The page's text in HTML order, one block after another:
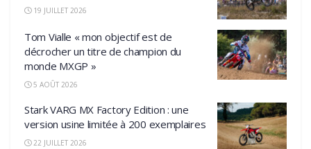
19 JUILLET 2026
Tom Vialle « mon objectif est de
décrocher un titre de champion du
monde MXGP »
5 AOÛT 2026
Stark VARG MX Factory Edition : une
version usine limitée à 200 exemplaires
22 JUILLET 2026